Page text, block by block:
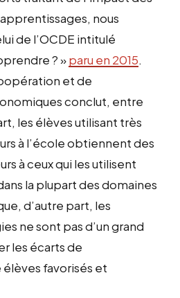
nous
de l’OCDE intitulé
? »paru en 2015.
et de
conclut, entre
les élèves utilisant très
à l’école obtiennent des
à ceux qui les utilisent
la plupart des domaines
d’autre part, les
ne sont pas d’un grand
les écarts de
favorisés et